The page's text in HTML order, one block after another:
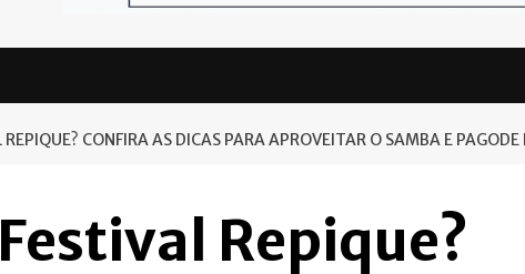
CONFIRA AS DICAS PARA APROVEITAR O SAMBA E
Repique?